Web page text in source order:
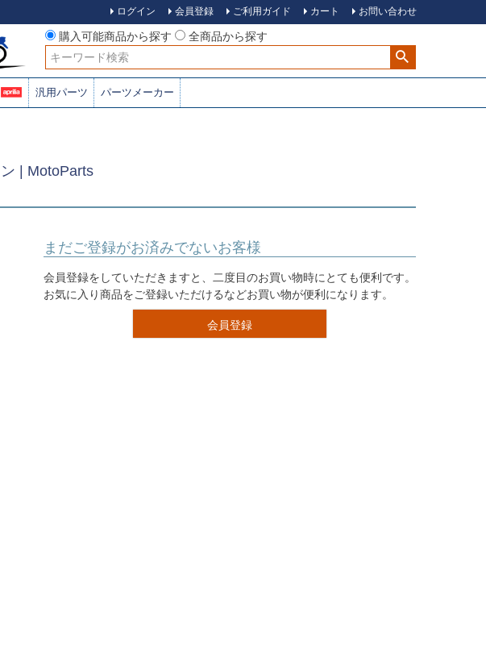
ログイン 会員登録 ご利用ガイド カート お問い合わせ
購入可能商品から探す
全商品から探す
汎用パーツ パーツメーカー
| MotoParts
まだご登録がお済みでないお客様
会員登録をしていただきますと、二度目のお買い物時にとても便利です。
お気に入り商品をご登録いただけるなどお買い物が便利になります。
会員登録